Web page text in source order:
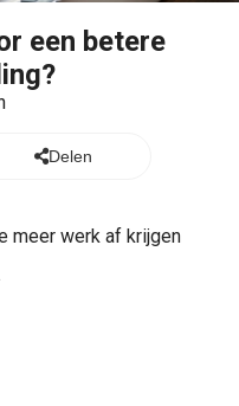
een betere
Delen
meer werk af krijgen